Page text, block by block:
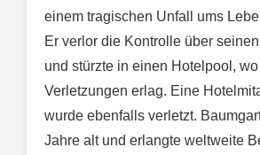
einem tragischen Unfall ums
Er verlor die Kontrolle über
und stürzte in einen Hotelpool,
Verletzungen erlag. Eine
wurde ebenfalls verletzt.
Jahre alt und erlangte weltweite